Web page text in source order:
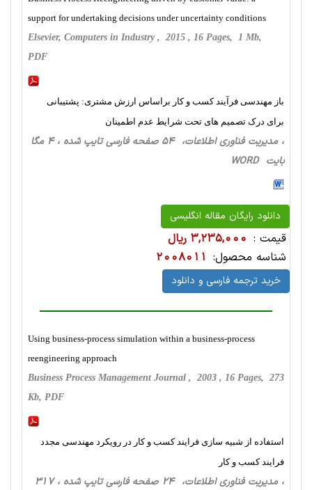
support for undertaking decisions under uncertainty conditions
Elsevier, Computers in Industry , 2015 , 16 Pages, 1 Mb,
PDF
باز مهندسی فرآیند کسب و کار براساس ارزش مشتری: پشتیبانی
برای درک تصمیم های تحت شرایط عدم اطمینان
، مدیریت فناوری اطلاعات، 54 صفحه فارسی تایپ شده ، 4 مگا
بایت WORD
دانلود رایگان مقاله انگلیسی
قیمت : 3,235,000 ریال
شناسه محصول: 2008011
خرید ترجمه فارسی و دانلود
Using business‐process simulation within a business‐process
reengineering approach
Business Process Management Journal , 2003 , 16 Pages, 273
Kb, PDF
استفاده از شبیه سازی فرایند کسب و کار در رویکرد مهندسی مجدد
فرایند کسب و کار
، مدیریت فناوری اطلاعات، 24 صفحه فارسی تایپ شده ، 317